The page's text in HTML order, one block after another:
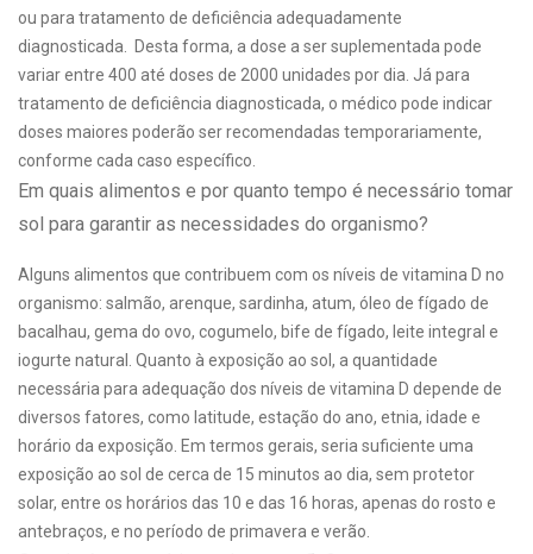
ou para tratamento de deficiência adequadamente
diagnosticada.
Desta forma, a dose a ser suplementada pode
variar entre 400 até doses de 2000 unidades por dia. Já para
tratamento de deficiência diagnosticada, o médico pode indicar
doses maiores poderão ser recomendadas temporariamente,
conforme cada caso específico.
Em quais alimentos e por quanto tempo é necessário tomar
sol para garantir as necessidades do organismo?
Alguns alimentos que contribuem com os níveis de vitamina D no
organismo: salmão, arenque, sardinha, atum, óleo de fígado de
bacalhau, gema do ovo, cogumelo, bife de fígado, leite integral e
iogurte natural.
Quanto à exposição ao sol, a quantidade
necessária para adequação dos níveis de vitamina D depende de
diversos fatores, como latitude, estação do ano, etnia, idade e
horário da exposição. Em termos gerais, seria suficiente uma
exposição ao sol de cerca de 15 minutos ao dia, sem protetor
solar, entre os horários das 10 e das 16 horas, apenas do rosto e
antebraços, e no período de primavera e verão.